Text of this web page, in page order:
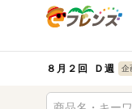
ログイン
８月２回 Ｄ週
果物検索条件を指